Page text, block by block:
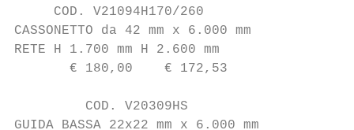
COD. V21094H170/260
CASSONETTO da 42 mm x 6.000 mm
RETE H 1.700 mm H 2.600 mm
€ 180,00    € 172,53
COD. V20309HS
GUIDA BASSA 22x22 mm x 6.000 mm